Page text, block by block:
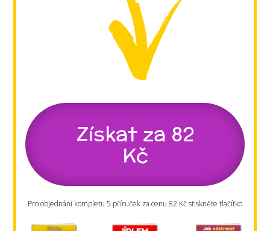
Získat za 82
Kč
Pro objednání kompletu 5 příruček za cenu 82 Kč stiskněte tlačítko